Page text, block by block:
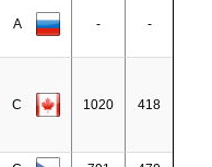
A - -
C 1020 418